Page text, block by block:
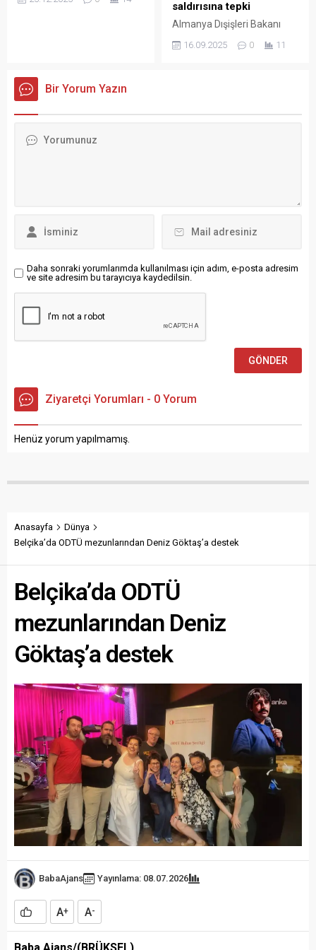
Frank-Walter Steinmeier,
Almanya Cumhurbaşkanı
Frank-Walter Steinmeier,
Avrupa’nın sorumluluklarına
dikkat çekti. Steinmeier,
yanar. Bu umut, sevinç ve
saldırısına tepki
Almanya Dışişleri Bakanı
Johann Wadephul, İsrail’in
Katar’ın başkenti Doha’da
etmiyor, aynı zamanda
16.09.2025 0 11
Bir Yorum Yazın
Daha sonraki yorumlarımda kullanılması için adım, e-posta adresim
ve site adresim bu tarayıcıya kaydedilsin.
Ziyaretçi Yorumları - 0 Yorum
Henüz yorum yapılmamış.
Anasayfa
Dünya
Belçika’da ODTÜ mezunlarından Deniz Göktaş’a destek
Belçika’da ODTÜ
mezunlarından Deniz
Göktaş’a destek
BabaAjans Yayınlama: 08.07.2026
A+ A-